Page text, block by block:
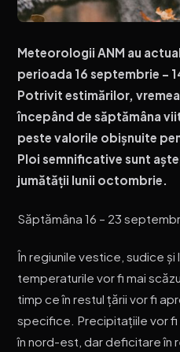
Meteorologii ANM au
perioada 16 septembrie –
Potrivit estimărilor,
începând de săptămâna
peste valorile obișnuite
Ploi semnificative sunt
jumătății lunii octombrie.
Săptămâna 16 – 23
În regiunile vestice, sudice și
temperaturile vor fi mai
timp ce în restul țării vor fi
specifice. Precipitațiile vor
în nord-est, dar deficitare în